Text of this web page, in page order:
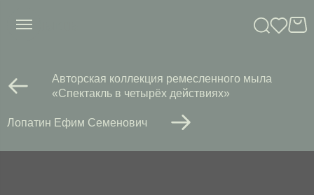
сныть
Авторская коллекция ремесленного мыла
«Спектакль в четырёх действиях»
Лопатин Ефим Семенович